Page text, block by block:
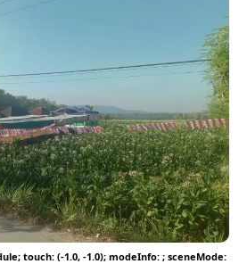
touch: (-1.0, -1.0); modeInfo: ; sceneMode: